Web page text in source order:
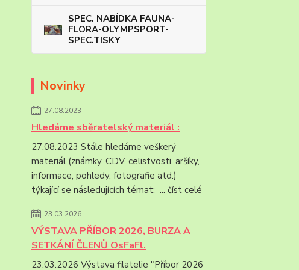
SPEC. NABÍDKA FAUNA-
FLORA-OLYMPSPORT-
SPEC.TISKY
Novinky
27.08.2023
Hledáme sběratelský materiál :
27.08.2023 Stále hledáme veškerý
materiál (známky, CDV, celistvosti, aršíky,
informace, pohledy, fotografie atd.)
týkající se následujících témat: ... číst celé
23.03.2026
VÝSTAVA PŘÍBOR 2026, BURZA A
SETKÁNÍ ČLENŮ OsFaFl.
23.03.2026 Výstava filatelie "Příbor 2026